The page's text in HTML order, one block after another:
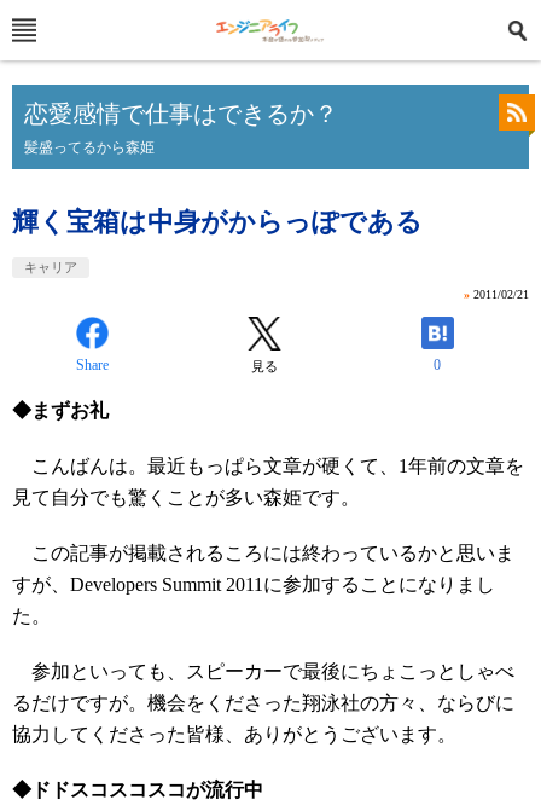
恋愛感情で仕事はできるか？
髪盛ってるから森姫
輝く宝箱は中身がからっぽである
キャリア
» 2011/02/21
Share 見る 0
◆まずお礼
こんばんは。最近もっぱら文章が硬くて、1年前の文章を
見て自分でも驚くことが多い森姫です。
この記事が掲載されるころには終わっているかと思いま
すが、Developers Summit 2011に参加することになりまし
た。
参加といっても、スピーカーで最後にちょこっとしゃべ
るだけですが。機会をくださった翔泳社の方々、ならびに
協力してくださった皆様、ありがとうございます。
◆ドドスコスコスコが流行中